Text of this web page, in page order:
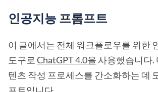
인공지능 프롬프트
이 글에서는 전체 워크플로우를 위한
도구로 ChatGPT 4.0을 사용했습니다.
텐츠 작성 프로세스를 간소화하는 데